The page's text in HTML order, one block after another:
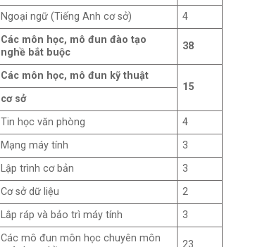
Ngoại ngữ (Tiếng Anh cơ sở) 4
Các môn học, mô đun đào tạo
nghề bắt buộc
38
Các môn học, mô đun kỹ thuật
15
cơ sở
Tin học văn phòng
4
Mạng máy tính
3
Lập trình cơ bản
3
Cơ sở dữ liệu
2
Lắp ráp và bảo trì máy tính 3
Các mô đun môn học chuyên môn